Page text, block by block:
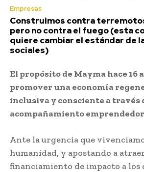
Empresas
Construimos contra
pero no contra el fuego (esta
quiere cambiar el estándar de
sociales)
El propósito de Mayma hace 16
promover una economía
inclusiva y consciente a través
acompañamiento
Ante la urgencia que
humanidad, y apostando a
financiamiento de impacto a los